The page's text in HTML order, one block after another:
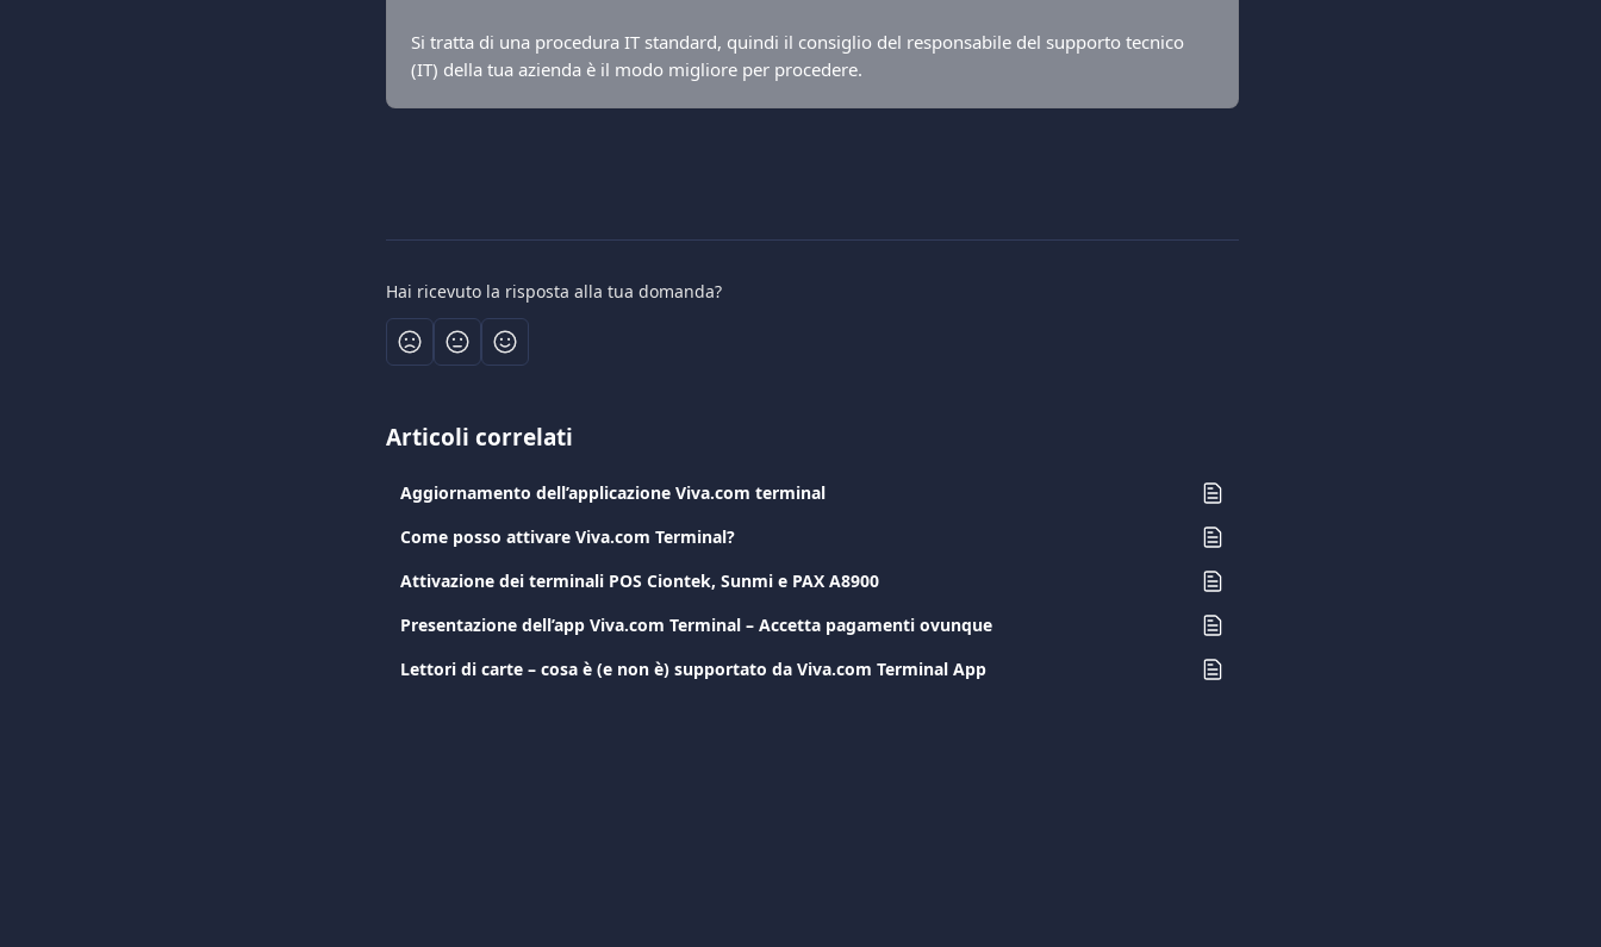
Si tratta di una procedura IT standard, quindi il consiglio del responsabile del supporto tecnico
(IT) della tua azienda è il modo migliore per procedere.
Hai ricevuto la risposta alla tua domanda?
Articoli correlati
Aggiornamento dell’applicazione Viva.com terminal
Come posso attivare Viva.com Terminal?
Attivazione dei terminali POS Ciontek, Sunmi e PAX A8900
Presentazione dell’app Viva.com Terminal – Accetta pagamenti ovunque
Lettori di carte – cosa è (e non è) supportato da Viva.com Terminal App